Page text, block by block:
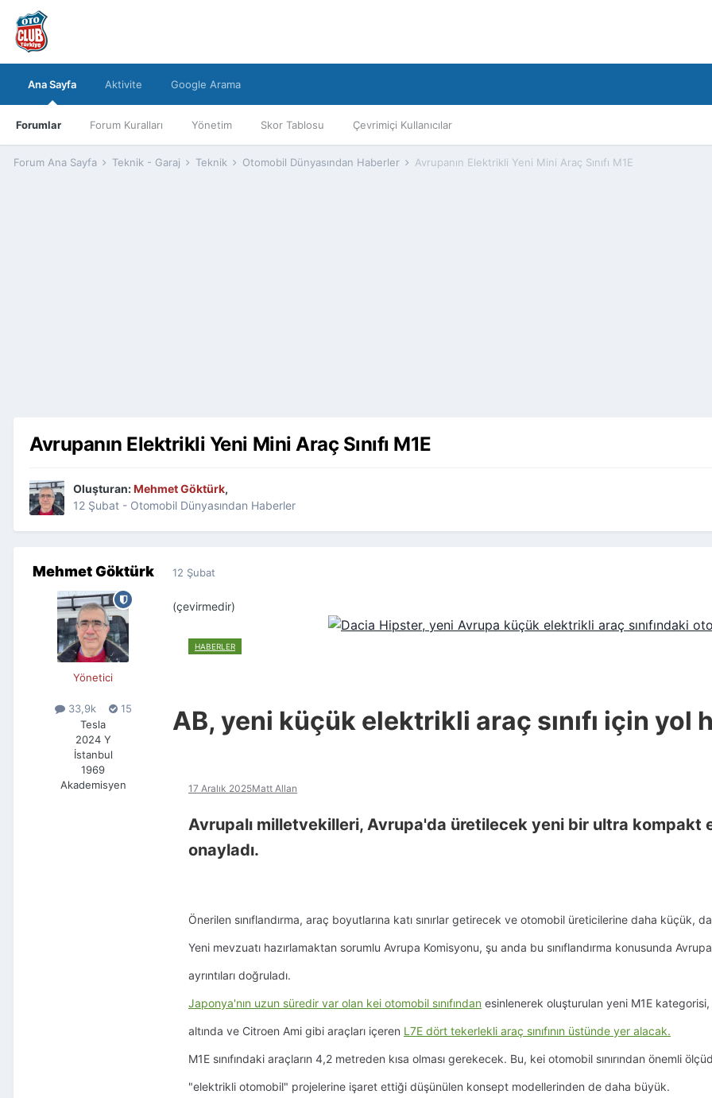
Ana Sayfa
Forumlar Forum Kuralları Yönetim Skor Tablosu Çevrimiçi Kullanıcılar
Aktivite Google Arama
Forum Ana Sayfa Teknik - Garaj Teknik Otomobil Dünyasından Haberler Avrupanın Elektrikli Yeni Mini Araç Sınıfı M1E
Avrupanın Elektrikli Yeni Mini Araç Sınıfı M1E
Oluşturan:Mehmet Göktürk,
12 Şubat - Otomobil Dünyasından Haberler
Mehmet Göktürk
Yönetici
33,9k
15
Tesla
2024 Y
İstanbul
1969
Akademisyen
12 Şubat
(çevirmedir)
HABERLER
AB, yeni küçük elektrikli araç sınıfı için yol
17 Aralık 2025Matt Allan
Avrupalı milletvekilleri, Avrupa'da üretilecek yeni bir ultra kompakt
onayladı.
Önerilen sınıflandırma, araç boyutlarına katı sınırlar getirecek ve otomobil üreticilerine daha küçük,
Yeni mevzuatı hazırlamaktan sorumlu Avrupa Komisyonu, şu anda bu sınıflandırma konusunda
ayrıntıları doğruladı.
Japonya'nın uzun süredir var olan kei otomobil sınıfından esinlenerek oluşturulan yeni M1E kategorisi,
altında ve Citroen Ami gibi araçları içeren L7E dört tekerlekli araç sınıfının üstünde yer alacak.
M1E sınıfındaki araçların 4,2 metreden kısa olması gerekecek. Bu, kei otomobil sınırından önemli
"elektrikli otomobil" projelerine işaret ettiği düşünülen konsept modellerinden de daha büyük.